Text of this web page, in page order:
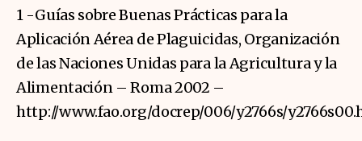
1 -Guías sobre Buenas Prácticas para la
Aplicación Aérea de Plaguicidas, Organización
de las Naciones Unidas para la Agricultura y la
Alimentación – Roma 2002 –
http://www.fao.org/docrep/006/y2766s/